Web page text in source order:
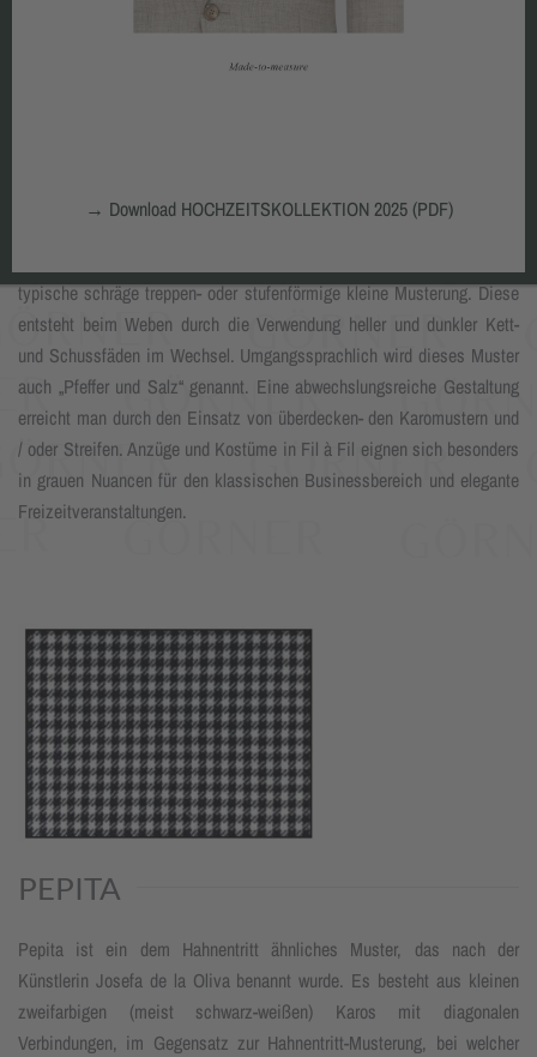
FIL À FIL
typische schräge treppen- oder stufenförmige kleine Musterung. Diese
entsteht beim Weben durch die Verwendung heller und dunkler Kett-
und Schussfäden im Wechsel. Umgangssprachlich wird dieses Muster
auch „Pfeffer und Salz“ genannt. Eine abwechslungsreiche Gestaltung
erreicht man durch den Einsatz von überdecken- den Karomustern und
/ oder Streifen. Anzüge und Kostüme in Fil à Fil eignen sich besonders
in grauen Nuancen für den klassischen Businessbereich und elegante
Freizeitveranstaltungen.
PEPITA
Pepita ist ein dem Hahnentritt ähnliches Muster, das nach der
Künstlerin Josefa de la Oliva benannt wurde. Es besteht aus kleinen
zweifarbigen (meist schwarz-weißen) Karos mit diagonalen
Verbindungen, im Gegensatz zur Hahnentritt-Musterung, bei welcher
→ Download HOCHZEITSKOLLEKTION 2025 (PDF)